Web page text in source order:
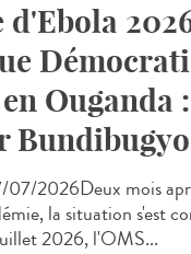
d'Ebola
Ouganda
Bundibugyo
07/2026Deux mois
la situation s'est
2026, l'OMS...